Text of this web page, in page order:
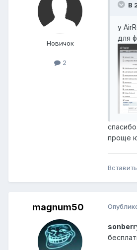
Новичок
2
В
у
для
проще
magnum50